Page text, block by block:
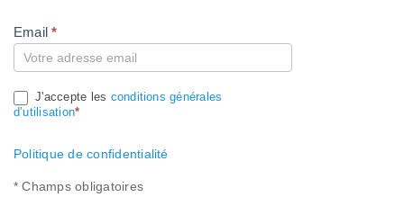
Compte
Email*
J'accepte les conditions générales
d’utilisation*
Politique de confidentialité
* Champs obligatoires